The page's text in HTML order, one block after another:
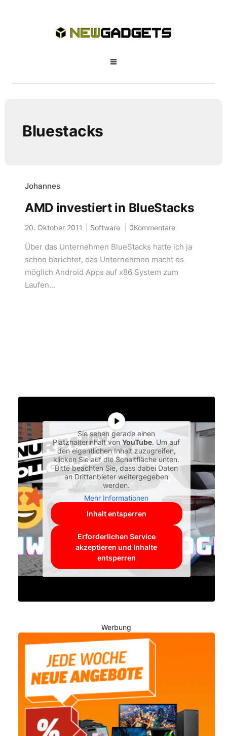
Bluestacks
Johannes
AMD investiert in BlueStacks
20. Oktober 2011 Software 0Kommentare
Über das Unternehmen BlueStacks hatte ich ja
schon berichtet, das Unternehmen macht es
möglich Android Apps auf x86 System zum
Laufen...
Sie sehen gerade einen
Platzhalterinhalt vonYouTube. Um auf
den eigentlichen Inhalt zuzugreifen,
klicken Sie auf die Schaltfläche unten.
Bitte beachten Sie, dass dabei Daten
an Drittanbieter weitergegeben
werden.
Mehr Informationen
Inhalt entsperren
Erforderlichen Service
akzeptieren und Inhalte
entsperren
Werbung